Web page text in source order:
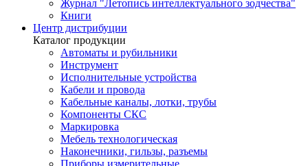
Журнал "Летопись интеллектуального зодчества"
Книги
Центр дистрибуции
Каталог продукции
Автоматы и рубильники
Инструмент
Исполнительные устройства
Кабели и провода
Кабельные каналы, лотки, трубы
Компоненты СКС
Маркировка
Мебель технологическая
Наконечники, гильзы, разъемы
Приборы измерительные